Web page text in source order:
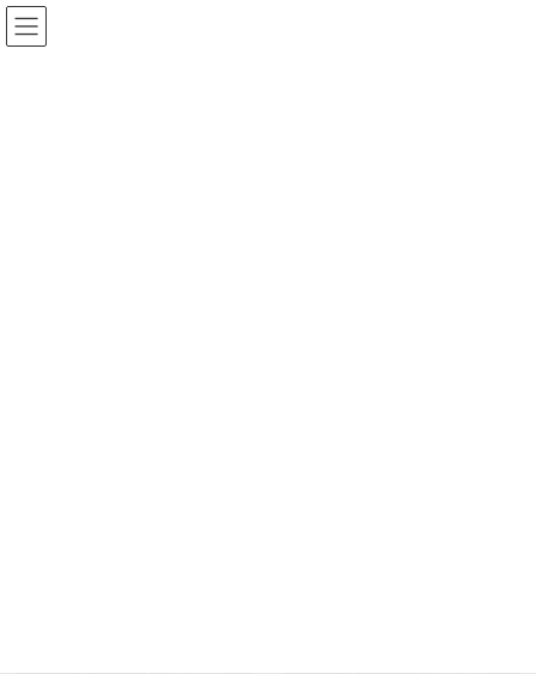
Skip
to
the
Skip
to
the